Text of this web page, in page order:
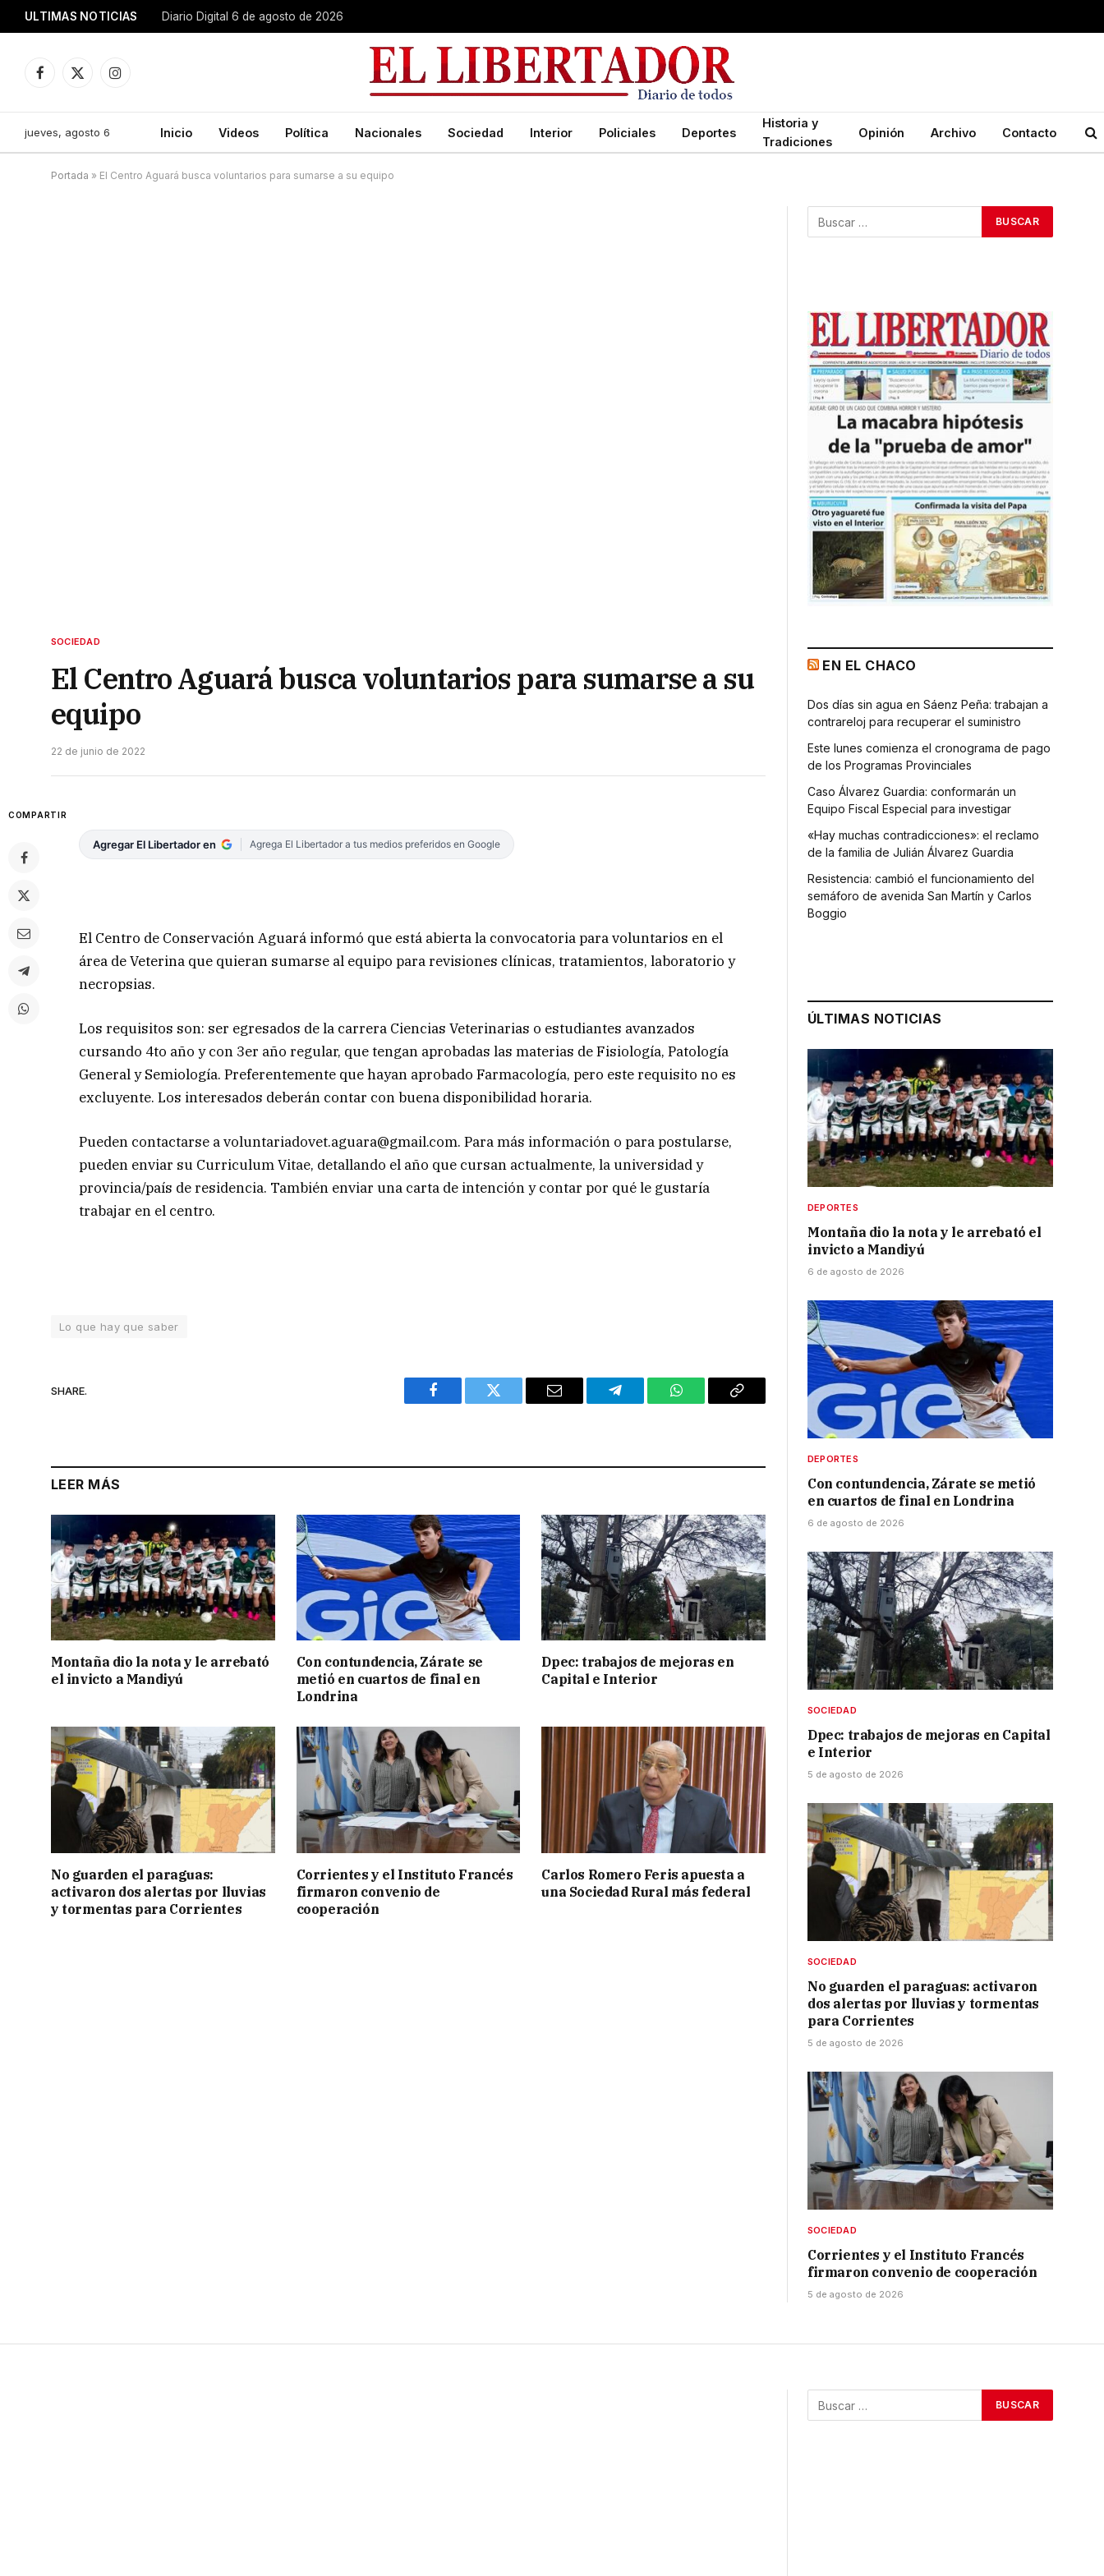
ULTIMAS NOTICIAS Diario Digital 6 de agosto de 2026
Facebook
X
Instagram
jueves, agosto 6 Inicio Videos Política Nacionales Sociedad Interior Policiales Deportes
Historia y
Tradiciones
Opinión Archivo Contacto
Portada » El Centro Aguará busca voluntarios para sumarse a su equipo
SOCIEDAD
El Centro Aguará busca voluntarios para sumarse a su
equipo
22 de junio de 2022
COMPARTIR
Agregar El Libertador en Agrega El Libertador a tus medios preferidos en Google
El Centro de Conservación Aguará informó que está abierta la convocatoria para voluntarios en el
área de Veterina que quieran sumarse al equipo para revisiones clínicas, tratamientos, laboratorio y
necropsias.
Los requisitos son: ser egresados de la carrera Ciencias Veterinarias o estudiantes avanzados
cursando 4to año y con 3er año regular, que tengan aprobadas las materias de Fisiología, Patología
General y Semiología. Preferentemente que hayan aprobado Farmacología, pero este requisito no es
excluyente. Los interesados deberán contar con buena disponibilidad horaria.
Pueden contactarse avoluntariadovet.aguara@gmail.com. Para más información o para postularse,
pueden enviar su Curriculum Vitae, detallando el año que cursan actualmente, la universidad y
provincia/país de residencia. También enviar una carta de intención y contar por qué le gustaría
trabajar en el centro.
Lo que hay que saber
SHARE.
Facebook Twitter Email Telegram WhatsAppCopy
LEER MÁS
Montaña dio la nota y le arrebató
el invicto a Mandiyú
Con contundencia, Zárate se
metió en cuartos de final en
Londrina
Dpec: trabajos de mejoras en
Capital e Interior
No guarden el paraguas:
activaron dos alertas por lluvias
y tormentas para Corrientes
Corrientes y el Instituto Francés
firmaron convenio de
cooperación
Carlos Romero Feris apuesta a
una Sociedad Rural más federal
EN EL CHACO
Dos días sin agua en Sáenz Peña: trabajan a
contrareloj para recuperar el suministro
Este lunes comienza el cronograma de pago
de los Programas Provinciales
Caso Álvarez Guardia: conformarán un
Equipo Fiscal Especial para investigar
«Hay muchas contradicciones»: el reclamo
de la familia de Julián Álvarez Guardia
Resistencia: cambió el funcionamiento del
semáforo de avenida San Martín y Carlos
Boggio
ÚLTIMAS NOTICIAS
DEPORTES
Montaña dio la nota y le arrebató el
invicto a Mandiyú
6 de agosto de 2026
DEPORTES
Con contundencia, Zárate se metió
en cuartos de final en Londrina
6 de agosto de 2026
SOCIEDAD
Dpec: trabajos de mejoras en Capital
e Interior
5 de agosto de 2026
SOCIEDAD
No guarden el paraguas: activaron
dos alertas por lluvias y tormentas
para Corrientes
5 de agosto de 2026
SOCIEDAD
Corrientes y el Instituto Francés
firmaron convenio de cooperación
5 de agosto de 2026